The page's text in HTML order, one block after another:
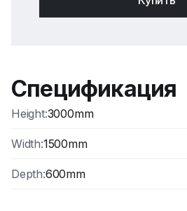
Код продукта:0.0.0.0
Цена без НДС:13.22
Спецификация
Height:3000mm
Width:1500mm
Depth:600mm